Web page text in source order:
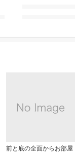
前と底の全面からお部屋